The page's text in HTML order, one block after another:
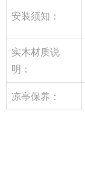
安装须知：
实木材质说
明：
凉亭保养：